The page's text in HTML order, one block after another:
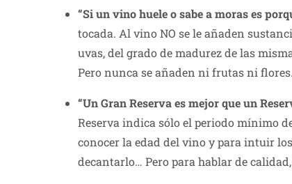
“Si un vino huele o sabe a moras es
tocada. Al vino NO se le añaden
uvas, del grado de madurez de las
Pero nunca se añaden ni frutas ni
“Un Gran Reserva es mejor que un
Reserva indica sólo el periodo mínimo
conocer la edad del vino y para intuir
decantarlo… Pero para hablar de